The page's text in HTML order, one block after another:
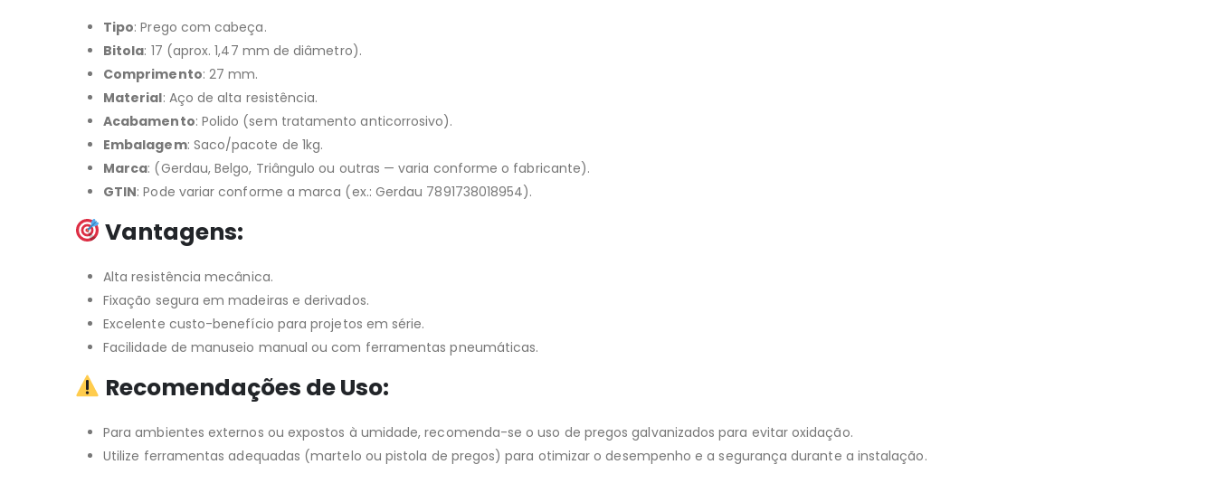
Tipo: Prego com cabeça.
Bitola: 17 (aprox. 1,47 mm de diâmetro).
Comprimento: 27 mm.
Material: Aço de alta resistência.
Acabamento: Polido (sem tratamento anticorrosivo).
Embalagem: Saco/pacote de 1kg.
Marca: (Gerdau, Belgo, Triângulo ou outras — varia conforme o fabricante).
GTIN: Pode variar conforme a marca (ex.: Gerdau 7891738018954).
Vantagens:
Alta resistência mecânica.
Fixação segura em madeiras e derivados.
Excelente custo-benefício para projetos em série.
Facilidade de manuseio manual ou com ferramentas pneumáticas.
Recomendações de Uso:
Para ambientes externos ou expostos à umidade, recomenda-se o uso de pregos galvanizados para evitar oxidação.
Utilize ferramentas adequadas (martelo ou pistola de pregos) para otimizar o desempenho e a segurança durante a instalação.